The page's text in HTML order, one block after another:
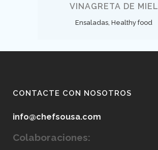
VINAGRETA DE MIEL
Ensaladas, Healthy food
CONTACTE CON NOSOTROS
info@chefsousa.com
Colaboraciones: